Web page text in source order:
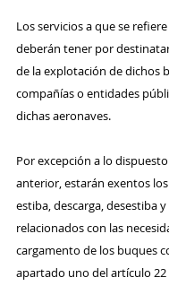
Los servicios a que se
deberán tener por
de la explotación de dichos
compañías o entidades
dichas aeronaves.
Por excepción a lo
anterior, estarán exentos
estiba, descarga, desestiba
relacionados con las
cargamento de los buques
apartado uno del artículo 22